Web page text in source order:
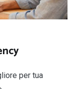
per tua